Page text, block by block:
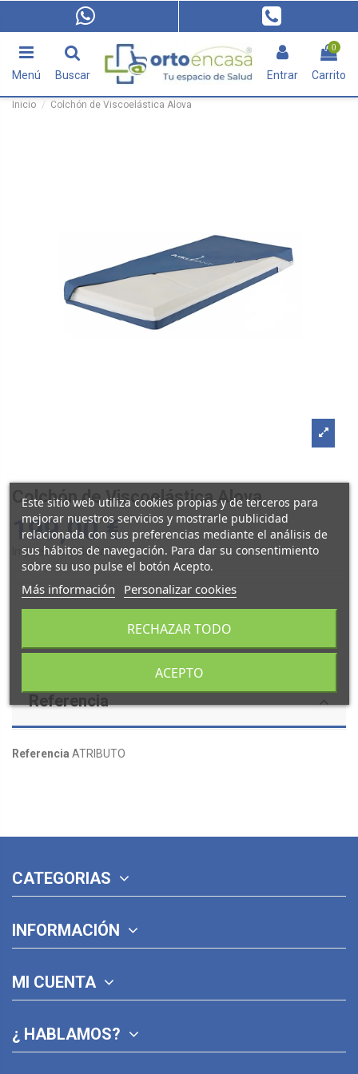
Menú Buscar Entrar
0
Carrito
Inicio Colchón de Viscoelástica Alova
Colchón de Viscoelástica Alova
199,00 €
Impuestos incluidos
Referencia
Referencia ATRIBUTO
CATEGORIAS
INFORMACIÓN
MI CUENTA
¿ HABLAMOS?
Este sitio web utiliza cookies propias y de terceros para
mejorar nuestros servicios y mostrarle publicidad
relacionada con sus preferencias mediante el análisis de
sus hábitos de navegación. Para dar su consentimiento
sobre su uso pulse el botón Acepto.
Más información Personalizar cookies
RECHAZAR TODO
ACEPTO